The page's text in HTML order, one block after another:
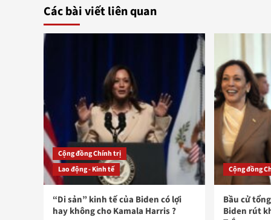
Các bài viết liên quan
Cộng đồng Chính trị
Lao động - Kinh tế
“Di sản” kinh tế của Biden có lợi
hay không cho Kamala Harris ?
Cộng đồng
Bầu cử
Biden rút